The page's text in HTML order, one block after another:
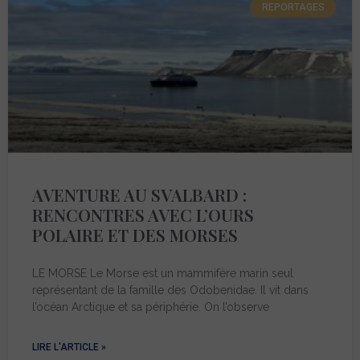
REPORTAGES
AVENTURE AU SVALBARD :
RENCONTRES AVEC L’OURS
POLAIRE ET DES MORSES
LE MORSE Le Morse est un mammifère marin seul
représentant de la famille des Odobenidae. Il vit dans
l’océan Arctique et sa périphérie. On l’observe
LIRE L'ARTICLE »